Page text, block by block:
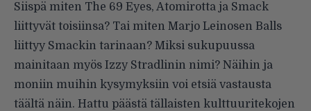
Siispä miten The 69 Eyes, Atomirotta ja Smack
liittyvät toisiinsa? Tai miten Marjo Leinosen Balls
liittyy Smackin tarinaan? Miksi sukupuussa
mainitaan myös Izzy Stradlinin nimi? Näihin ja
moniin muihin kysymyksiin voi etsiä vastausta
täältä näin. Hattu päästä tällaisten kulttuuritekojen